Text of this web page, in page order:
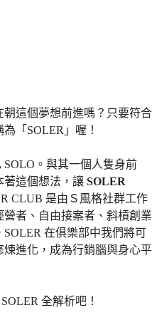
這個夢想前進嗎？只要符合
「SOLER」喔！
。與其一個人隻身前
著這個想法，讓 SOLER
CLUB 是由Ｓ風格社群工作
者、自由接案者、斜槓創業
在俱樂部中我們將可
進化，成為行銷腦與身心平
全解析吧！